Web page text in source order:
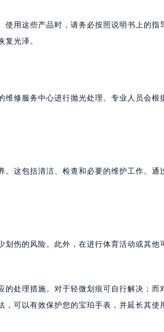
用这些产品时，请务必按照说明书上的指
复光泽。
修服务中心进行抛光处理。专业人员会根
这包括清洁、检查和必要的维护工作。通
伤的风险。此外，在进行体育活动或其他
处理措施。对于轻微划痕可自行解决；而
，可以有效保护您的宝珀手表，并延长其使